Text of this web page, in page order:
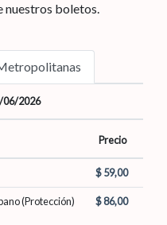
nuestros boletos.
06/2026
Precio
$ 59,00
(Protección) $ 86,00